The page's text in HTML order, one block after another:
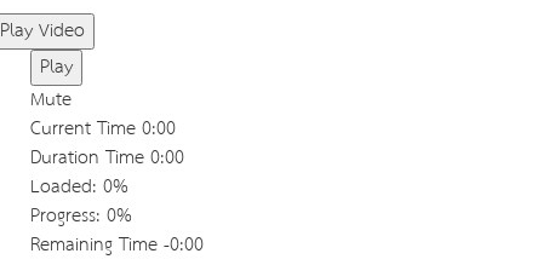
Play Video
Play
Mute
Current Time0:00
Duration Time0:00
Loaded: 0%
Progress: 0%
Remaining Time-0:00